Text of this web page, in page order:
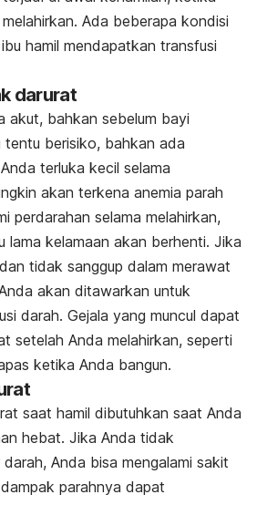
Ada beberapa kondisi
hamil mendapatkan transfusi
darurat
akut, bahkan sebelum bayi
tentu berisiko, bahkan ada
terluka kecil selama
akan terkena anemia parah
perdarahan selama melahirkan,
lama kelamaan akan berhenti. Jika
tidak sanggup dalam merawat
akan ditawarkan untuk
darah. Gejala yang muncul dapat
setelah Anda melahirkan, seperti
ketika Anda bangun.
saat hamil dibutuhkan saat Anda
hebat. Jika Anda tidak
Anda bisa mengalami sakit
parahnya dapat